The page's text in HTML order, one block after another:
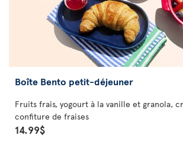
Boîte Bento petit-déjeuner
Fruits frais, yogourt à la vanille et granola,
confiture de fraises
14.99$